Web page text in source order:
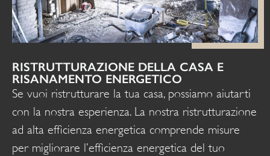
RISTRUTTURAZIONE DELLA CASA E
RISANAMENTO ENERGETICO
Se vuoi ristrutturare la tua casa, possiamo aiutarti
con la nostra esperienza. La nostra ristrutturazione
ad alta efficienza energetica comprende misure
per migliorare l’efficienza energetica del tuo